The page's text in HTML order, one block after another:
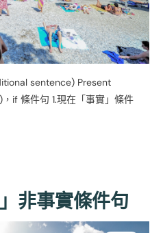
sentence) Present
if 條件句 1.現在「事實」條件
非事實條件句